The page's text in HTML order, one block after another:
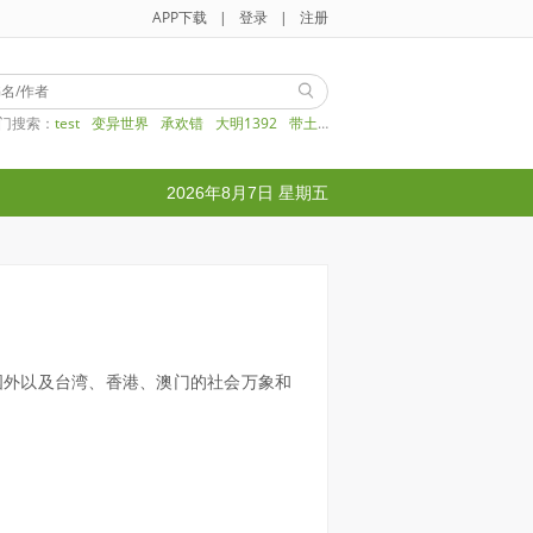
APP下载 | 登录 | 注册
搜索： test 变异世界 承欢错 大明1392 带土
2026年8月7日 星期五
以及台湾、香港、澳门的社会万象和